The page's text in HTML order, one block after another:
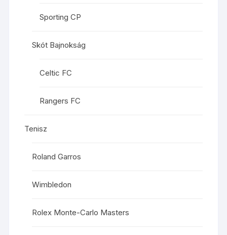
Sporting CP
Skót Bajnokság
Celtic FC
Rangers FC
Tenisz
Roland Garros
Wimbledon
Rolex Monte-Carlo Masters